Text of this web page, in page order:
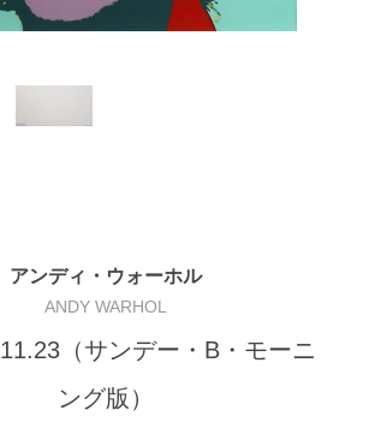
アンディ・ウォーホル
ANDY WARHOL
（サンデー・B・モーニ
ング版）